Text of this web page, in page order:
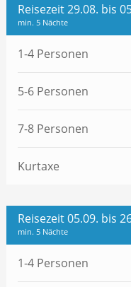
Reisezeit 29.08. bis
min. 5 Nächte
1-4 Personen
5-6 Personen
7-8 Personen
Kurtaxe
Reisezeit 05.09. bis
min. 5 Nächte
1-4 Personen